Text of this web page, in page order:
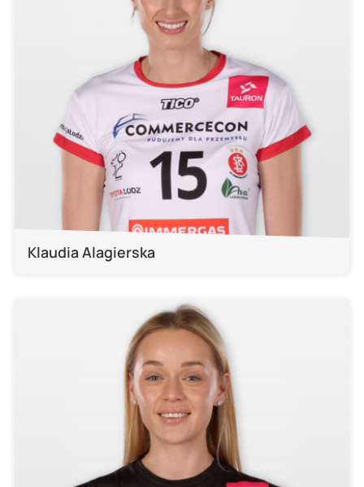
Klaudia Alagierska